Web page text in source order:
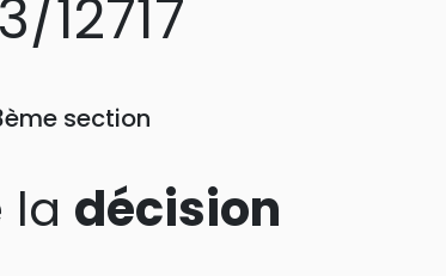
12717
section
la décision